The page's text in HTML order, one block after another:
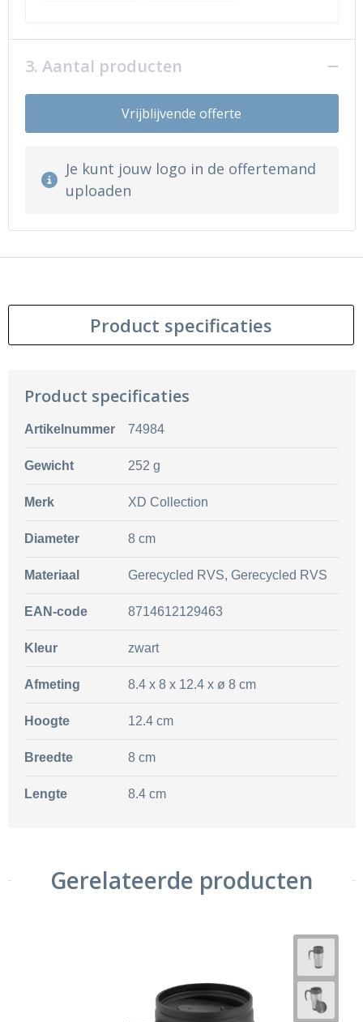
3. Aantal producten
Vrijblijvende offerte
Je kunt jouw logo in de offertemand
uploaden
Product specificaties
Product specificaties
Artikelnummer 74984
Gewicht 252 g
Merk XD Collection
Diameter 8 cm
Materiaal Gerecycled RVS, Gerecycled RVS
EAN-code 8714612129463
Kleur zwart
Afmeting 8.4 x 8 x 12.4 x ø 8 cm
Hoogte 12.4 cm
Breedte 8 cm
Lengte 8.4 cm
Gerelateerde producten